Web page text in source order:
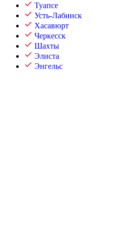
Туапсе
Усть-Лабинск
Хасавюрт
Черкесск
Шахты
Элиста
Энгельс